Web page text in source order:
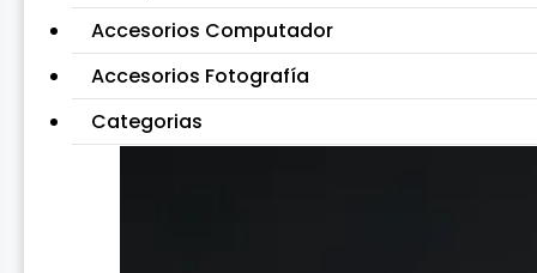
Accesorios Computador
Accesorios Fotografía
Categorias